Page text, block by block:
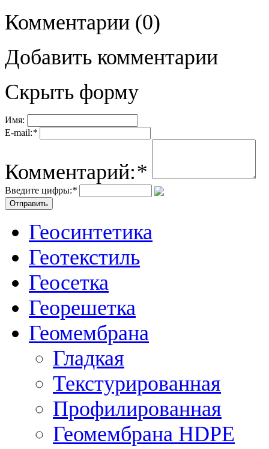
Комментарии (0)
Добавить комментарии
Скрыть форму
Имя:
E-mail:*
Комментарий:*
Введите цифры:*
Геосинтетика
Геотекстиль
Геосетка
Георешетка
Геомембрана
Гладкая
Текстурированная
Профилированная
Геомембрана HDPE